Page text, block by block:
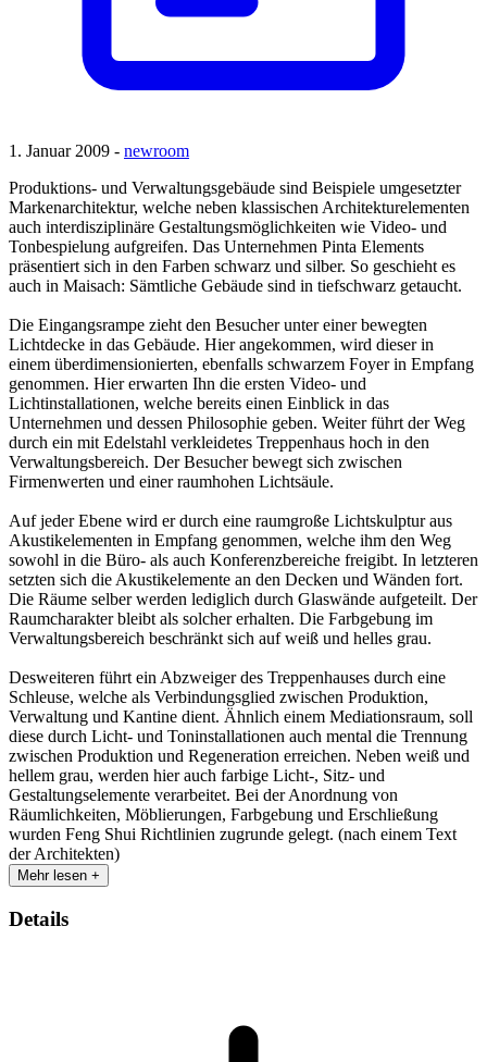
1. Januar 2009 - newroom
Produktions- und Verwaltungsgebäude sind Beispiele umgesetzter
Markenarchitektur, welche neben klassischen Architekturelementen
auch interdisziplinäre Gestaltungsmöglichkeiten wie Video- und
Tonbespielung aufgreifen. Das Unternehmen Pinta Elements
präsentiert sich in den Farben schwarz und silber. So geschieht es
auch in Maisach: Sämtliche Gebäude sind in tiefschwarz getaucht.
Die Eingangsrampe zieht den Besucher unter einer bewegten
Lichtdecke in das Gebäude. Hier angekommen, wird dieser in
einem überdimensionierten, ebenfalls schwarzem Foyer in Empfang
genommen. Hier erwarten Ihn die ersten Video- und
Lichtinstallationen, welche bereits einen Einblick in das
Unternehmen und dessen Philosophie geben. Weiter führt der Weg
durch ein mit Edelstahl verkleidetes Treppenhaus hoch in den
Verwaltungsbereich. Der Besucher bewegt sich zwischen
Firmenwerten und einer raumhohen Lichtsäule.
Auf jeder Ebene wird er durch eine raumgroße Lichtskulptur aus
Akustikelementen in Empfang genommen, welche ihm den Weg
sowohl in die Büro- als auch Konferenzbereiche freigibt. In letzteren
setzten sich die Akustikelemente an den Decken und Wänden fort.
Die Räume selber werden lediglich durch Glaswände aufgeteilt. Der
Raumcharakter bleibt als solcher erhalten. Die Farbgebung im
Verwaltungsbereich beschränkt sich auf weiß und helles grau.
Desweiteren führt ein Abzweiger des Treppenhauses durch eine
Schleuse, welche als Verbindungsglied zwischen Produktion,
Verwaltung und Kantine dient. Ähnlich einem Mediationsraum, soll
diese durch Licht- und Toninstallationen auch mental die Trennung
zwischen Produktion und Regeneration erreichen. Neben weiß und
hellem grau, werden hier auch farbige Licht-, Sitz- und
Gestaltungselemente verarbeitet. Bei der Anordnung von
Räumlichkeiten, Möblierungen, Farbgebung und Erschließung
wurden Feng Shui Richtlinien zugrunde gelegt. (nach einem Text
der Architekten)
Mehr lesen +
Details